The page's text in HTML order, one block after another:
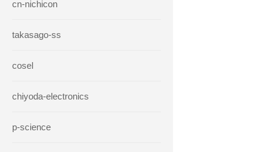
cn-nichicon
takasago-ss
cosel
chiyoda-electronics
p-science